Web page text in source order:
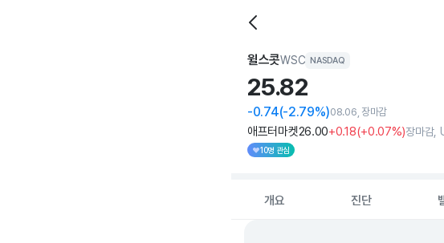
윌스콧WSC NASDAQ
25.82
-0.74(-2.79%)08.06, 장마감
애프터마켓26.00+0.18(+0.07%)장마감,
10명 관심
개요 진단